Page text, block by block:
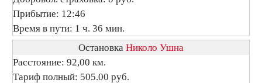
Прибытие: 12:46
Время в пути: 1 ч. 36 мин.
Остановка Николо Ушна
Расстояние: 92,00 км.
Тариф полный: 505.00 руб.